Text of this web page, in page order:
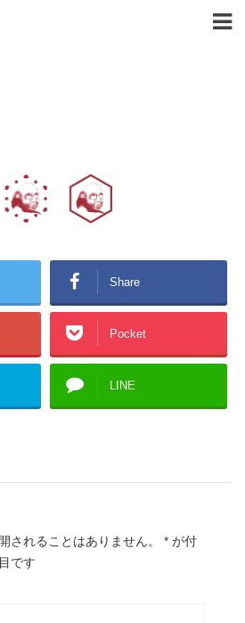
Share
Pocket
LINE
されることはありません。 * が付
です